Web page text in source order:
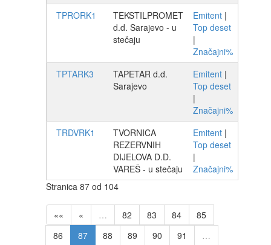
TPRORK1
TEKSTILPROMET
d.d. Sarajevo - u
stečaju
Emitent |
Top deset
|
Značajni%
TPTARK3
TAPETAR d.d.
Sarajevo
Emitent |
Top deset
|
Značajni%
TRDVRK1
TVORNICA
REZERVNIH
DIJELOVA D.D.
VAREŠ - u stečaju
Emitent |
Top deset
|
Značajni%
Stranica 87 od 104
«« « … 82 83 84
85
86
87 88 89 90 91
…